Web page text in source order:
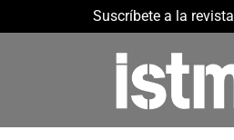
Suscríbete a la revista